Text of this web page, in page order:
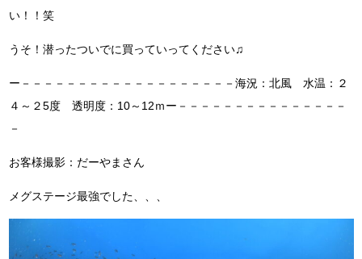
い！！笑
うそ！潜ったついでに買っていってください♫
ー－－－－－－－－－－－－－－－－－－－海況：北風 水温：２
４～２5度 透明度：10～12ｍー－－－－－－－－－－－－－－－
－
お客様撮影：だーやまさん
メグステージ最強でした、、、